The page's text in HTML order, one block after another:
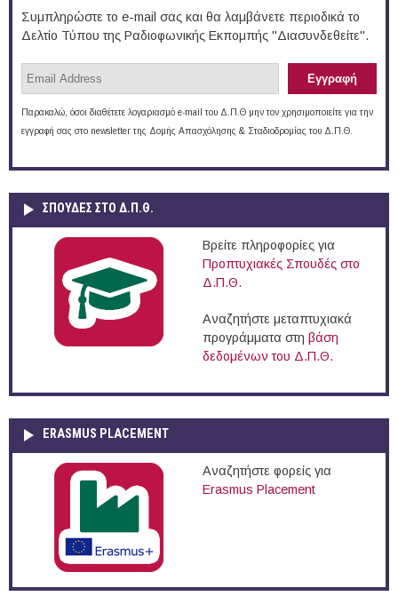
Συμπληρώστε το e-mail σας και θα λαμβάνετε περιοδικά το
Δελτίο Τύπου της Ραδιοφωνικής Εκπομπής "Διασυνδεθείτε".
Παρακαλώ, όσοι διαθέτετε λογαριασμό e-mail του Δ.Π.Θ μην τον χρησιμοποιείτε για την
εγγραφή σας στο newsletter της Δομής Απασχόλησης & Σταδιοδρομίας του Δ.Π.Θ.
ΣΠΟΥΔΈΣ ΣΤΟ Δ.Π.Θ.
Βρείτε πληροφορίες για
Προπτυχιακές Σπουδές στο
Δ.Π.Θ.
Αναζητήστε μεταπτυχιακά
προγράμματα στη βάση
δεδομένων του Δ.Π.Θ.
ERASMUS PLACEMENT
Αναζητήστε φορείς για
Erasmus Placement